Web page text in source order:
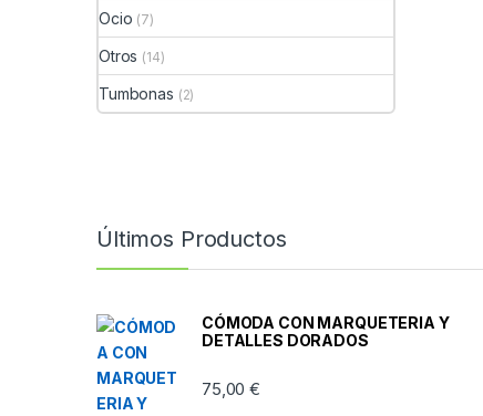
Ocio (7)
Otros (14)
Tumbonas (2)
Últimos Productos
CÓMODA CON MARQUETERIA Y
DETALLES DORADOS
75,00€